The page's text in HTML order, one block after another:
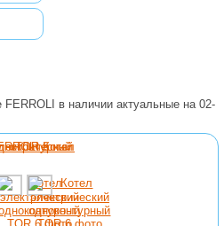
в наличии актуальные на 02-